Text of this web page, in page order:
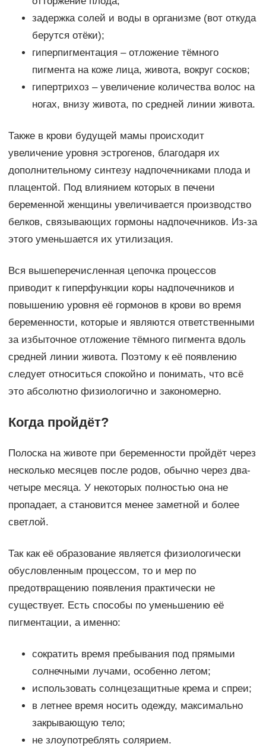
задержка солей и воды в организме (вот откуда
берутся отёки);
гиперпигментация – отложение тёмного
пигмента на коже лица, живота, вокруг сосков;
гипертрихоз – увеличение количества волос на
ногах, внизу живота, по средней линии живота.
Также в крови будущей мамы происходит
увеличение уровня эстрогенов, благодаря их
дополнительному синтезу надпочечниками плода и
плацентой. Под влиянием которых в печени
беременной женщины увеличивается производство
белков, связывающих гормоны надпочечников. Из-за
этого уменьшается их утилизация.
Вся вышеперечисленная цепочка процессов
приводит к гиперфункции коры надпочечников и
повышению уровня её гормонов в крови во время
беременности, которые и являются ответственными
за избыточное отложение тёмного пигмента вдоль
средней линии живота. Поэтому к её появлению
следует относиться спокойно и понимать, что всё
это абсолютно физиологично и закономерно.
Когда пройдёт?
Полоска на животе при беременности пройдёт через
несколько месяцев после родов, обычно через два-
четыре месяца. У некоторых полностью она не
пропадает, а становится менее заметной и более
светлой.
Так как её образование является физиологически
обусловленным процессом, то и мер по
предотвращению появления практически не
существует. Есть способы по уменьшению её
пигментации, а именно:
сократить время пребывания под прямыми
солнечными лучами, особенно летом;
использовать солнцезащитные крема и спреи;
в летнее время носить одежду, максимально
закрывающую тело;
не злоупотреблять солярием.